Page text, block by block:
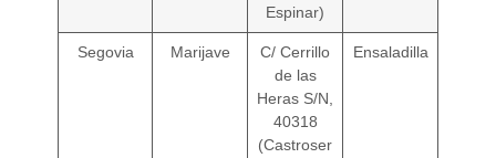
Espinar)
Segovia Marijave
C/ Cerrillo
de las
Heras S/N,
40318
(Castroser
Ensaladilla